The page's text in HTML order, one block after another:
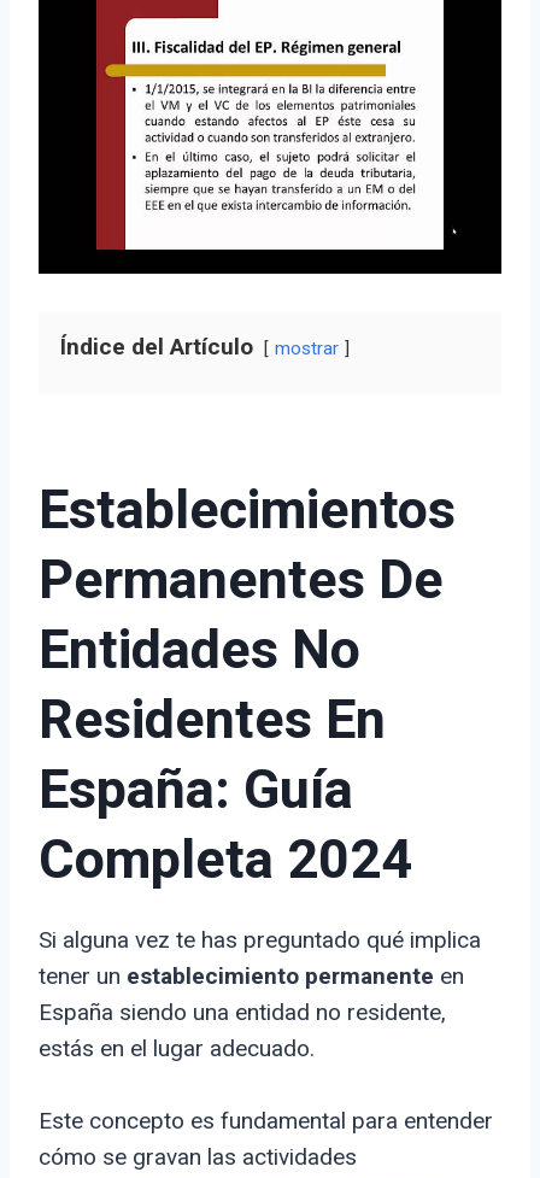
Índice del Artículo mostrar
Establecimientos
Permanentes De
Entidades No
Residentes En
España: Guía
Completa 2024
Si alguna vez te has preguntado qué implica
tener un establecimiento permanente en
España siendo una entidad no residente,
estás en el lugar adecuado.
Este concepto es fundamental para entender
cómo se gravan las actividades